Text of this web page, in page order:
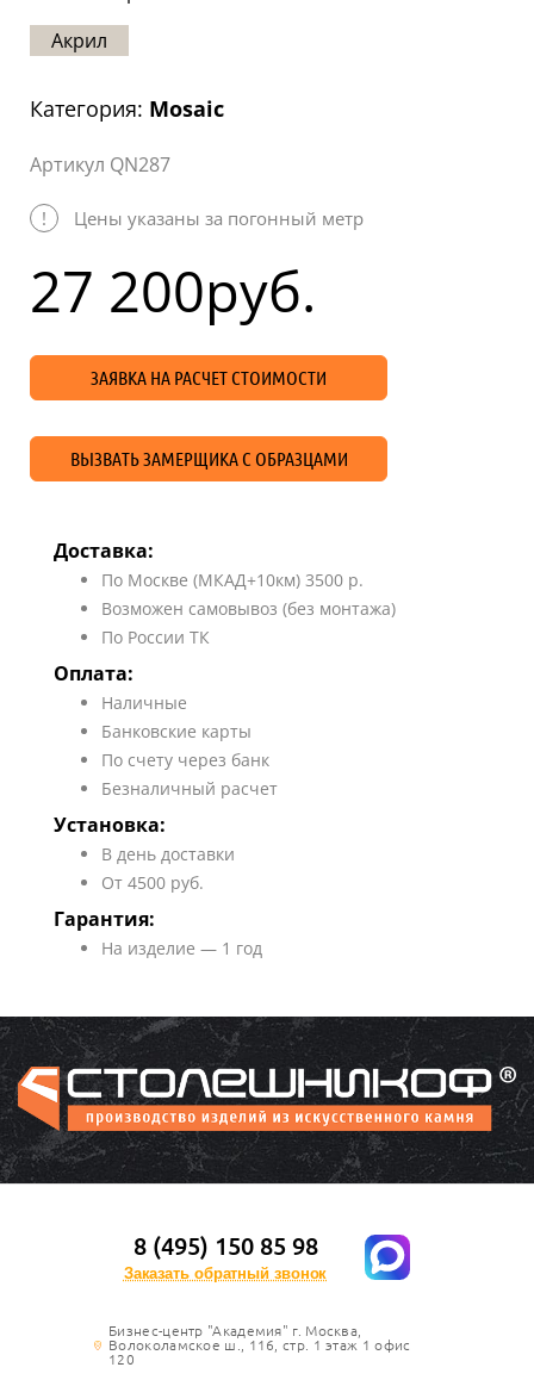
Карта
Акрил
Категория: Mosaic
Артикул QN287
! Цены указаны за погонный метр
27 200руб.
ЗАЯВКА НА РАСЧЕТ СТОИМОСТИ
ВЫЗВАТЬ ЗАМЕРЩИКА С ОБРАЗЦАМИ
Доставка:
По Москве (МКАД+10км) 3500 р.
Возможен самовывоз (без монтажа)
По России ТК
Оплата:
Наличные
Банковские карты
По счету через банк
Безналичный расчет
Установка:
В день доставки
От 4500 руб.
Гарантия:
На изделие — 1 год
8 (495) 150 85 98
Заказать обратный звонок
Бизнес-центр "Академия" г. Москва,
Волоколамское ш., 116, стр. 1 этаж 1 офис
120